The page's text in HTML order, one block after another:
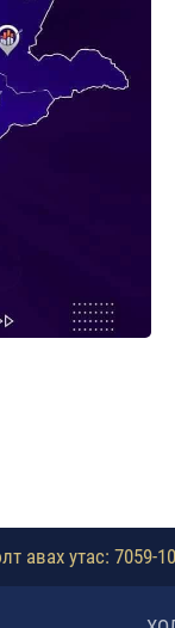
авах утас: 7059-